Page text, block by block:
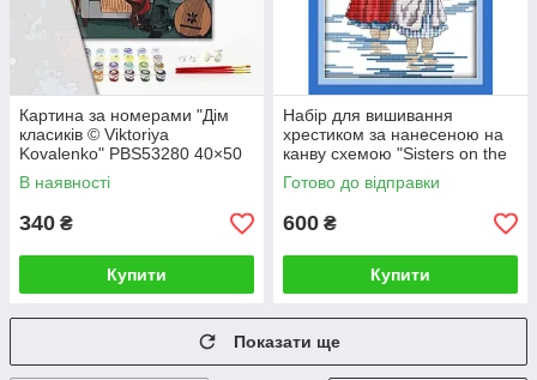
Картина за номерами "Дім
класиків © Viktoriya
Kovalenko" PBS53280 40×50
см
В наявності
340 ₴
Купити
Набір для вишивання
хрестиком за нанесеною на
канву схемою "Sisters on the
beach". (AIDA 14CT
printed,19*27 см)
Готово до відправки
600 ₴
Купити
Показати ще